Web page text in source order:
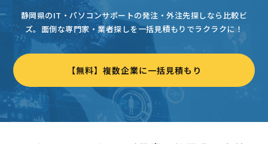
静岡県のIT・パソコンサポートの発注・外注先探しなら比較ビ
ズ。 面倒な専門家・業者探しを一括見積もりでラクラクに！
【無料】複数企業に一括見積もり